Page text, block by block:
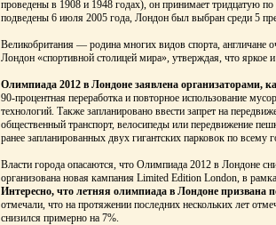
проведены в 1908 и 1948 годах), он принимает тридцатую
подведены 6 июля 2005 года, Лондон был выбран среди 5
Великобритания — родина многих видов спорта, англичане
Лондон «спортивной столицей мира», утверждая, что яркое
Олимпиада 2012 в Лондоне заявлена организаторами,
90-процентная переработка и повторное использование
технологий. Также запланировано ввести запрет на
общественный транспорт, велосипеды или передвижение
ранее запланированных двух гигантских парковок по
Власти города опасаются, что Олимпиада 2012 в Лондоне
организована новая кампания Limited Edition London, в
Интересно, что летняя олимпиада в Лондоне призвана
отмечали, что на протяжении последних нескольких лет
снизился примерно на 7%.